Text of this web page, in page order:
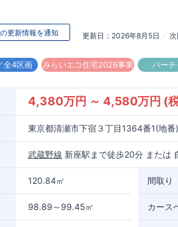
更新情報を通知 更新日 2026年8月5日
全4区画 みらいエコ住宅2026事業 バー
4,380万円 ～ 4,580万円 (
東京都清瀬市下宿３丁目1364番1(地番)
武蔵野線 新座駅まで徒歩20分 または
120.84㎡
98.89～99.45㎡
間取り
カース